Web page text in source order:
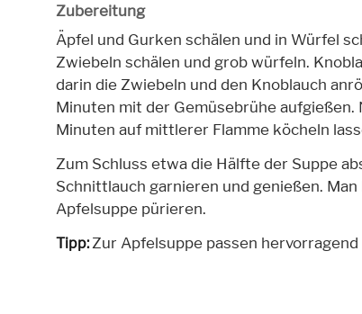
Zubereitung
Äpfel und Gurken schälen und in Würfel
Zwiebeln schälen und grob würfeln.
darin die Zwiebeln und den Knoblauch
Minuten mit der Gemüsebrühe
Minuten auf mittlerer Flamme köcheln
Zum Schluss etwa die Hälfte der Suppe
Schnittlauch garnieren und genießen.
Apfelsuppe pürieren.
Tipp:Zur Apfelsuppe passen